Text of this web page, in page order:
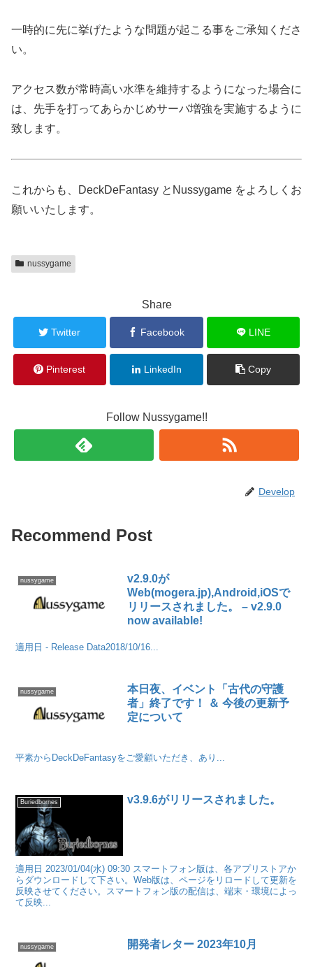
一時的に先に挙げたような問題が起こる事をご承知くださ
い。
アクセス数が常時高い水準を維持するようになった場合に
は、先手を打ってあらかじめサーバ増強を実施するように
致します。
これからも、DeckDeFantasy とNussygame をよろしくお
願いいたします。
nussygame
Share
Twitter Facebook LINE
Pinterest LinkedIn Copy
Follow Nussygame!!
Develop
Recommend Post
nussygame
v2.9.0が
Web(mogera.jp),Android,iOSで
リリースされました。 – v2.9.0
now available!
適用日 - Release Data2018/10/16...
nussygame
本日夜、イベント「古代の守護
者」終了です！ ＆ 今後の更新予
定について
平素からDeckDeFantasyをご愛顧いただき、あり...
Buriedbornes v3.9.6がリリースされました。
適用日 2023/01/04(水) 09:30 スマートフォン版は、各アプリストアか
らダウンロードして下さい。Web版は、ページをリロードして更新を
反映させてください。スマートフォン版の配信は、端末・環境によっ
て反映...
nussygame 開発者レター 2023年10月